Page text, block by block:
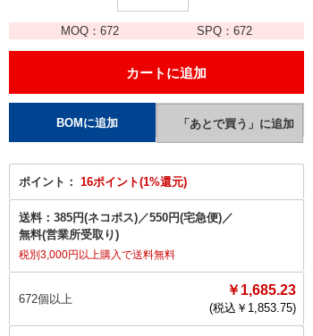
MOQ：672 SPQ： 672
ポイント： 16ポイント(1%還元)
送料： 385円(ネコポス)／550円(宅急便)／
無料(営業所受取り)
税別3,000円以上購入で送料無料
672個以上
￥1,685.23
(税込￥ 1,853.75)